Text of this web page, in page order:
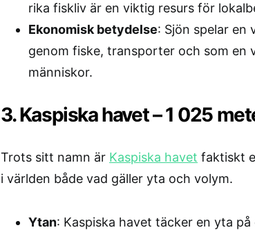
rika fiskliv är en viktig resurs för
Ekonomisk betydelse: Sjön spelar en
genom fiske, transporter och som en
människor.
3. Kaspiska havet – 1 025
Trots sitt namn är Kaspiska havet faktiskt
i världen både vad gäller yta och volym.
Ytan: Kaspiska havet täcker en yta